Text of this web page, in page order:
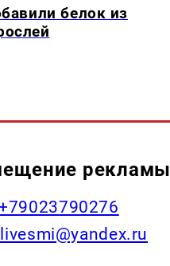
белок из
рекламы